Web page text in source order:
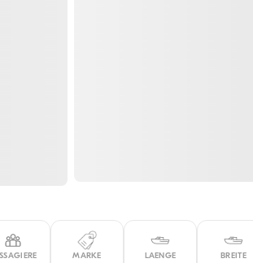
MARKE LAENGE BREITE